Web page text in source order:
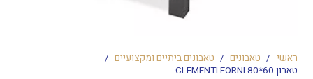
ראשי / טאבונים / טאבונים ביתיים ומקצועיים /
טאבון 60*80 CLEMENTI FORNI